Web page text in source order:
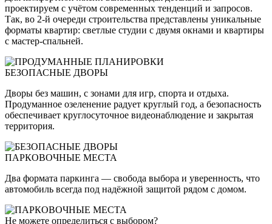
проектируем с учётом современных тенденций и запросов.
Так, во 2-й очереди строительства представлены уникальные
форматы квартир: светлые студии с двумя окнами и квартиры
с мастер-спальней.
БЕЗОПАСНЫЕ ДВОРЫ
Дворы без машин, с зонами для игр, спорта и отдыха.
Продуманное озеленение радует круглый год, а безопасность
обеспечивает круглосуточное видеонаблюдение и закрытая
территория.
ПАРКОВОЧНЫЕ МЕСТА
Два формата паркинга — свобода выбора и уверенность, что
автомобиль всегда под надёжной защитой рядом с домом.
Не можете определиться с выбором?